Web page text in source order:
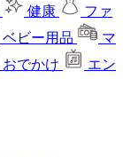
健康
ファ
ベビー用品
マ
おでかけ
エン